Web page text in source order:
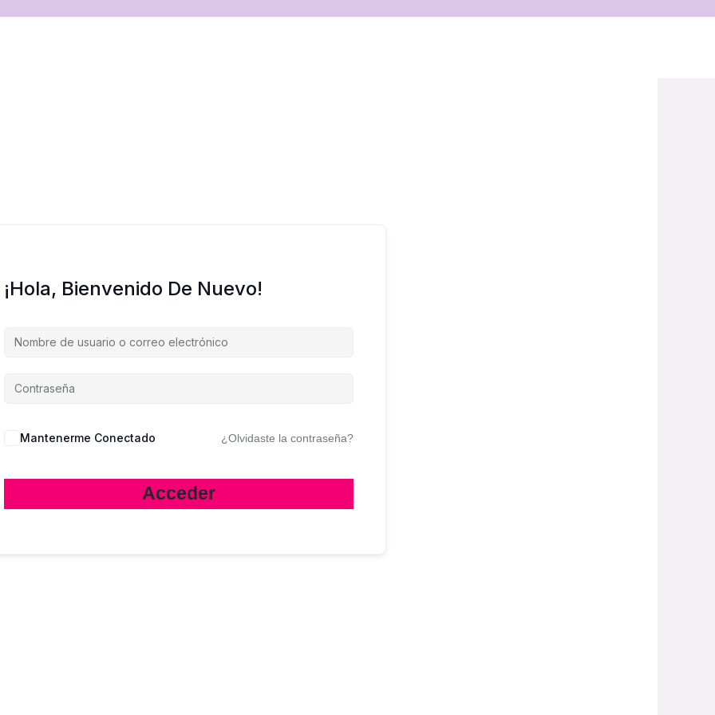
¡Hola, Bienvenido De Nuevo!
Mantenerme Conectado ¿Olvidaste la contraseña?
Acceder